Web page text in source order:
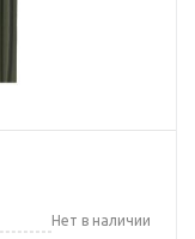
Нет в наличии